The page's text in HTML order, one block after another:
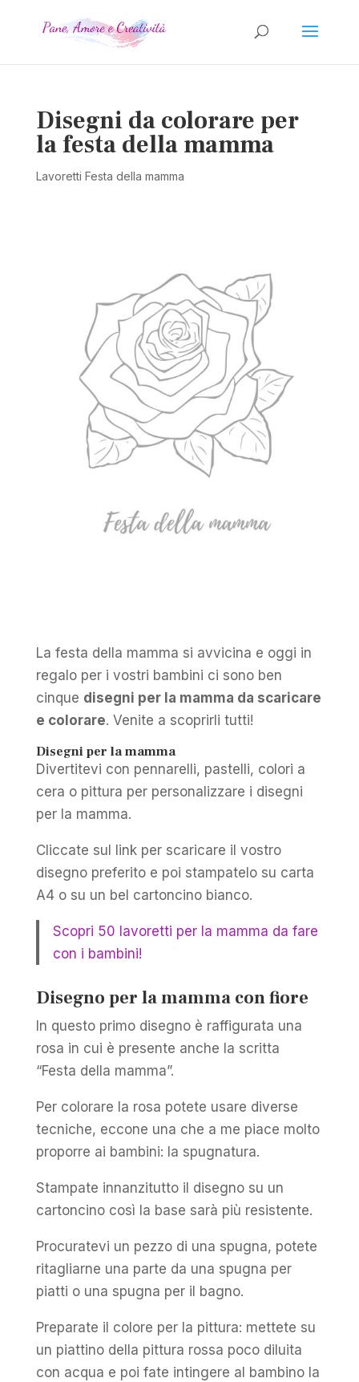
Disegni da colorare per
la festa della mamma
Lavoretti Festa della mamma
La festa della mamma si avvicina e oggi in
regalo per i vostri bambini ci sono ben
cinque disegni per la mamma da scaricare
e colorare. Venite a scoprirli tutti!
Disegni per la mamma
Divertitevi con pennarelli, pastelli, colori a
cera o pittura per personalizzare i disegni
per la mamma.
Cliccate sul link per scaricare il vostro
disegno preferito e poi stampatelo su carta
A4 o su un bel cartoncino bianco.
Scopri 50 lavoretti per la mamma da fare
con i bambini!
Disegno per la mamma con fiore
In questo primo disegno è raffigurata una
rosa in cui è presente anche la scritta
“Festa della mamma”.
Per colorare la rosa potete usare diverse
tecniche, eccone una che a me piace molto
proporre ai bambini: la spugnatura.
Stampate innanzitutto il disegno su un
cartoncino così la base sarà più resistente.
Procuratevi un pezzo di una spugna, potete
ritagliarne una parte da una spugna per
piatti o una spugna per il bagno.
Preparate il colore per la pittura: mettete su
un piattino della pittura rossa poco diluita
con acqua e poi fate intingere al bambino la